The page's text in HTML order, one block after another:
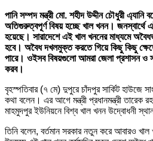
পানি সম্পদ মন্ত্রী মো. শহীদ উদ্দীন চৌধুরী এ্যানি
অতিগুরুত্বপূর্ণ বিষয় হচ্ছে খাল খনন। জনস্বার্থে
হয়েছে। সারাদেশে এই খাল খননের মাধ্যমে
হবে। অবৈধ দখলমুক্ত করতে গিয়ে কিছু কিছু
পারে। ওইসব বিষয়গুলো আমরা জেলা প্রশাসন ও
করব।
বৃহস্পতিবার (৭ মে) দুপুরে চাঁদপুর সার্কিট হাউজে
কথা বলেন। এর আগে মন্ত্রী প্রধানমন্ত্রী তারেক
মাহমুদপুর ইউনিয়নে বিশ্ব খাল খনন উদ্বোধনী
তিনি বলেন, বর্তমান সরকার নতুন করে আবারও